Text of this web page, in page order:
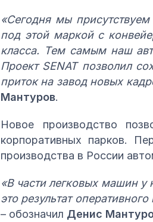
«Сегодня мы
под этой маркой с
класса. Тем самым наш
Проект SENAT позволил
приток на завод новых
Мантуров.
Новое производство
корпоративных парков.
производства в России
«В части легковых машин
это результат
– обозначил Денис